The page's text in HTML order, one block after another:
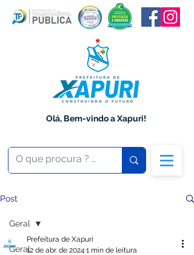
Olá, Bem-vindo a Xapuri!
Post
Geral
Geral
Prefeitura de Xapuri
12 de abr. de 2024 1 min de leitura